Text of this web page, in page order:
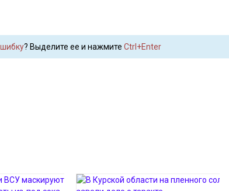
? Выделите ее и нажмите Ctrl+Enter